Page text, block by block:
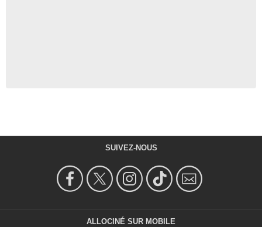
SUIVEZ-NOUS
ALLOCINÉ SUR MOBILE